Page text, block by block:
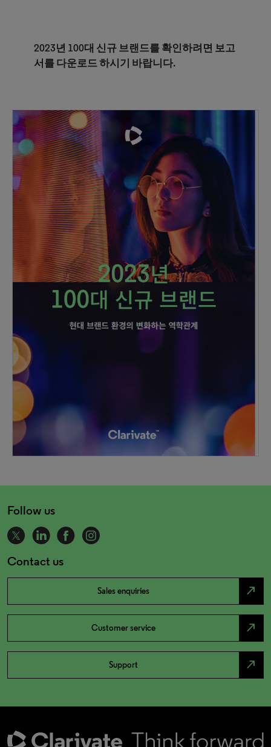
2023년 100대 신규 브랜드를 확인하려면 보고
서를 다운로드 하시기 바랍니다.
Follow us
Contact us
Sales enquiries north_east
Customer service north_east
Support north_east